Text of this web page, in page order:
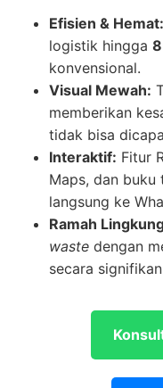
Efisien & Hemat:
logistik hingga
konvensional.
Visual Mewah:
memberikan
tidak bisa
Interaktif: Fitur
Maps, dan
langsung ke
Ramah
waste dengan
secara